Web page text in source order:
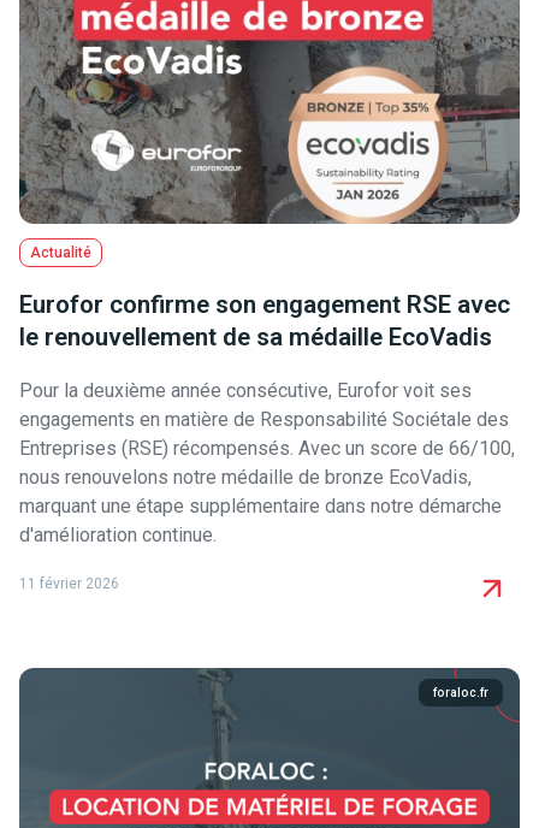
Actualité
Eurofor confirme son engagement RSE avec
le renouvellement de sa médaille EcoVadis
Pour la deuxième année consécutive, Eurofor voit ses
engagements en matière de Responsabilité Sociétale des
Entreprises (RSE) récompensés. Avec un score de 66/100,
nous renouvelons notre médaille de bronze EcoVadis,
marquant une étape supplémentaire dans notre démarche
d'amélioration continue.
11 février 2026
foraloc.fr